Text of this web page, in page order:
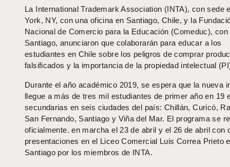
La International Trademark Association (INTA), con sede
York, NY, con una oficina en Santiago, Chile, y la
Nacional de Comercio para la Educación (Comeduc), con
Santiago, anunciaron que colaborarán para educar a los
estudiantes en Chile sobre los peligros de comprar
falsificados y la importancia de la propiedad intelectual
Durante el año académico 2019, se espera que la nueva
llegue a más de tres mil estudiantes de primer año en 19
secundarias en seis ciudades del país: Chillán, Curicó,
San Fernando, Santiago y Viña del Mar. El programa se
oficialmente. en marcha el 23 de abril y el 26 de abril con
presentaciones en el Liceo Comercial Luis Correa Prieto
Santiago por los miembros de INTA.